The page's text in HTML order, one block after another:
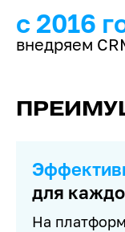
с 2016
внедряем
для
На